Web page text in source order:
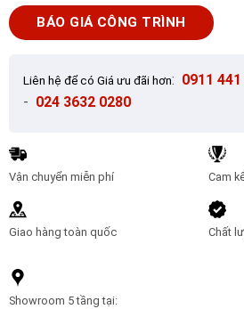
30x60
KIS
lượng
BÁO GIÁ CÔNG TRÌNH
Liên hệ để có Giá ưu đãi hơn: 0911
- 024 3632 0280
Vận chuyển miễn phí
Giao hàng toàn quốc
Cam
Chất
Showroom 5 tầng tại: